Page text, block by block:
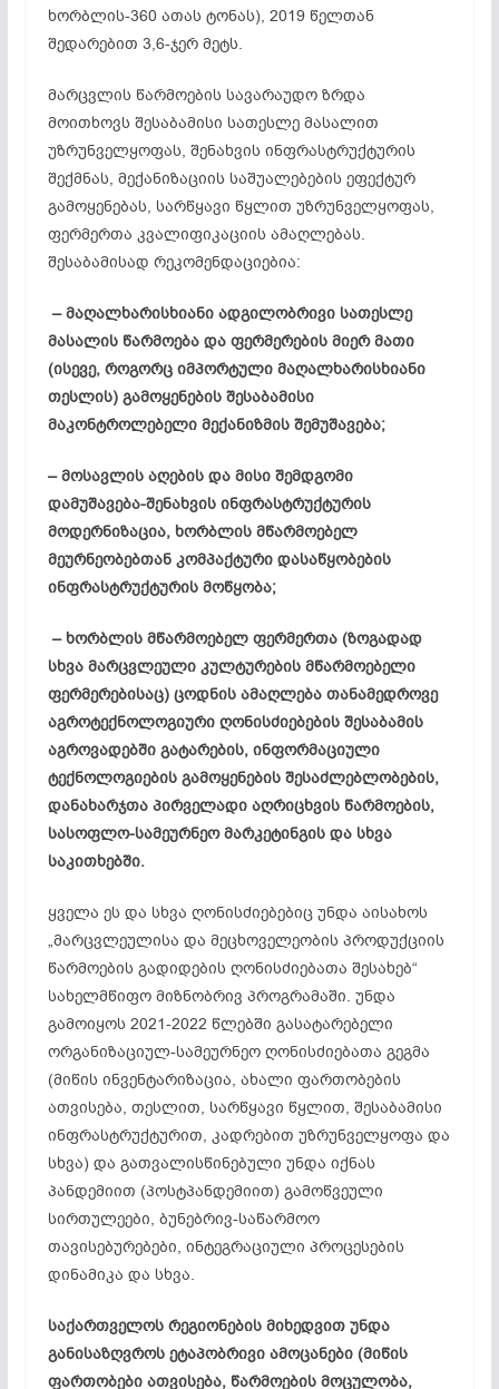
ხორბლის-360 ათას ტონას), 2019 წელთან
შედარებით 3,6-ჯერ მეტს.
მარცვლის წარმოების სავარაუდო ზრდა
მოითხოვს შესაბამისი სათესლე მასალით
უზრუნველყოფას, შენახვის ინფრასტრუქტურის
შექმნას, მექანიზაციის საშუალებების ეფექტურ
გამოყენებას, სარწყავი წყლით უზრუნველყოფას,
ფერმერთა კვალიფიკაციის ამაღლებას.
შესაბამისად რეკომენდაციებია:
– მაღალხარისხიანი ადგილობრივი სათესლე
მასალის წარმოება და ფერმერების მიერ მათი
(ისევე, როგორც იმპორტული მაღალხარისხიანი
თესლის) გამოყენების შესაბამისი
მაკონტროლებელი მექანიზმის შემუშავება;
– მოსავლის აღების და მისი შემდგომი
დამუშავება-შენახვის ინფრასტრუქტურის
მოდერნიზაცია, ხორბლის მწარმოებელ
მეურნეობებთან კომპაქტური დასაწყობების
ინფრასტრუქტურის მოწყობა;
– ხორბლის მწარმოებელ ფერმერთა (ზოგადად
სხვა მარცვლეული კულტურების მწარმოებელი
ფერმერებისაც) ცოდნის ამაღლება თანამედროვე
აგროტექნოლოგიური ღონისძიებების შესაბამის
აგროვადებში გატარების, ინფორმაციული
ტექნოლოგიების გამოყენების შესაძლებლობების,
დანახარჯთა პირველადი აღრიცხვის წარმოების,
სასოფლო-სამეურნეო მარკეტინგის და სხვა
საკითხებში.
ყველა ეს და სხვა ღონისძიებებიც უნდა აისახოს
„მარცვლეულისა და მეცხოველეობის პროდუქციის
წარმოების გადიდების ღონისძიებათა შესახებ“
სახელმწიფო მიზნობრივ პროგრამაში. უნდა
გამოიყოს 2021-2022 წლებში გასატარებელი
ორგანიზაციულ-სამეურნეო ღონისძიებათა გეგმა
(მიწის ინვენტარიზაცია, ახალი ფართობების
ათვისება, თესლით, სარწყავი წყლით, შესაბამისი
ინფრასტრუქტურით, კადრებით უზრუნველყოფა და
სხვა) და გათვალისწინებული უნდა იქნას
პანდემიით (პოსტპანდემიით) გამოწვეული
სირთულეები, ბუნებრივ-საწარმოო
თავისებურებები, ინტეგრაციული პროცესების
დინამიკა და სხვა.
საქართველოს რეგიონების მიხედვით უნდა
განისაზღვროს ეტაპობრივი ამოცანები(მიწის
ფართობები ათვისება, წარმოების მოცულობა,